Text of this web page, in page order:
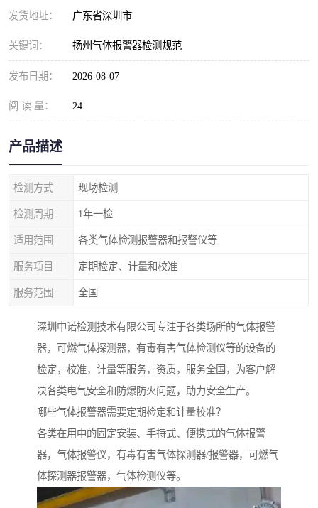
发货地址： 广东省深圳市
关键词： 扬州气体报警器检测规范
发布日期： 2026-08-07
阅 读 量： 24
产品描述
检测方式 现场检测
检测周期 1年一检
适用范围 各类气体检测报警器和报警仪等
服务项目 定期检定、计量和校准
服务范围 全国
深圳中诺检测技术有限公司专注于各类场所的气体报警
器，可燃气体探测器，有毒有害气体检测仪等的设备的
检定，校准，计量等服务，资质，服务全国，为客户解
决各类电气安全和防爆防火问题，助力安全生产。
哪些气体报警器需要定期检定和计量校准？
各类在用中的固定安装、手持式、便携式的气体报警
器，气体报警仪，有毒有害气体探测器/报警器，可燃气
体探测器报警器，气体检测仪等。